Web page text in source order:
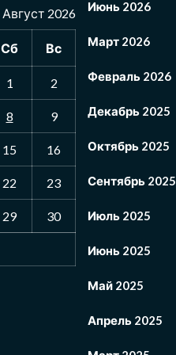
Август 2026
Сб Вс
1 2
8 9
15 16
22 23
29 30
Июнь 2026
Март 2026
Февраль 2026
Декабрь 2025
Октябрь 2025
Сентябрь 2025
Июль 2025
Июнь 2025
Май 2025
Апрель 2025